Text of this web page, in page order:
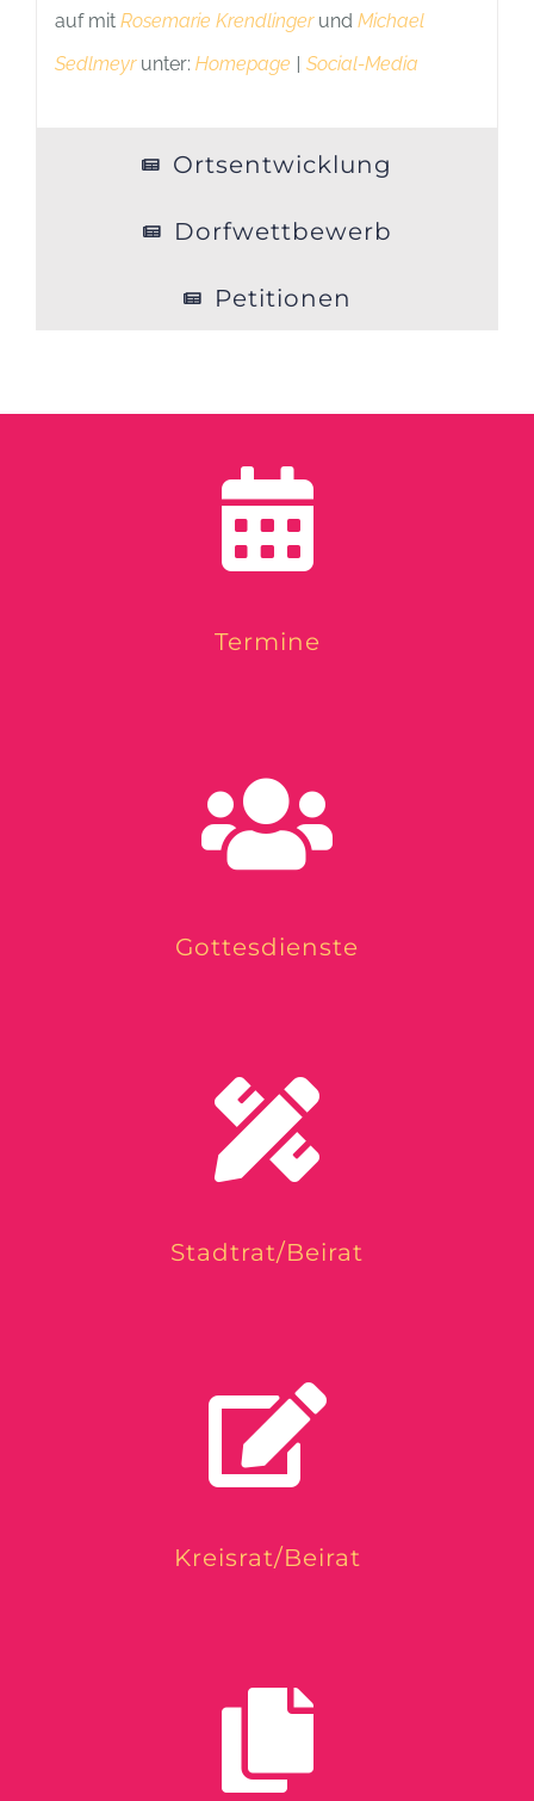
auf mit Rosemarie Krendlinger und Michael
Sedlmeyr unter: Homepage | Social-Media
Ortsentwicklung
Dorfwettbewerb
Petitionen
Termine
Gottesdienste
Stadtrat/Beirat
Kreisrat/Beirat